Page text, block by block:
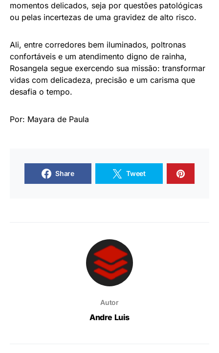
momentos delicados, seja por questões patológicas
ou pelas incertezas de uma gravidez de alto risco.
Ali, entre corredores bem iluminados, poltronas
confortáveis e um atendimento digno de rainha,
Rosangela segue exercendo sua missão: transformar
vidas com delicadeza, precisão e um carisma que
desafia o tempo.
Por: Mayara de Paula
Share Tweet
Autor
Andre Luis